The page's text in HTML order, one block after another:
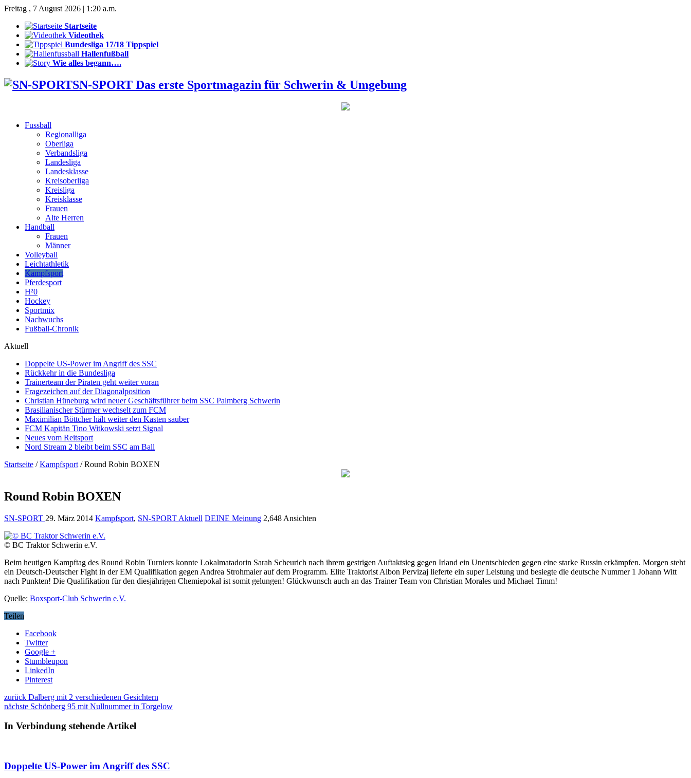
Freitag , 7 August 2026 | 1:20 a.m.
Startseite
Videothek
Bundesliga 17/18 Tippspiel
Hallenfußball
Wie alles begann….
SN-SPORT Das erste Sportmagazin für Schwerin & Umgebung
Fussball
Regionalliga
Oberliga
Verbandsliga
Landesliga
Landesklasse
Kreisoberliga
Kreisliga
Kreisklasse
Frauen
Alte Herren
Handball
Frauen
Männer
Volleyball
Leichtathletik
Kampfsport
Pferdesport
H²0
Hockey
Sportmix
Nachwuchs
Fußball-Chronik
Aktuell
Doppelte US-Power im Angriff des SSC
Rückkehr in die Bundesliga
Trainerteam der Piraten geht weiter voran
Fragezeichen auf der Diagonalposition
Christian Hüneburg wird neuer Geschäftsführer beim SSC Palmberg Schwerin
Brasilianischer Stürmer wechselt zum FCM
Maximilian Böttcher hält weiter den Kasten sauber
FCM Kapitän Tino Witkowski setzt Signal
Neues vom Reitsport
Nord Stream 2 bleibt beim SSC am Ball
Startseite / Kampfsport / Round Robin BOXEN
Round Robin BOXEN
SN-SPORT 29. März 2014 Kampfsport, SN-SPORT Aktuell DEINE Meinung 2,648 Ansichten
© BC Traktor Schwerin e.V.
Beim heutigen Kampftag des Round Robin Turniers konnte Lokalmatadorin Sarah Scheurich nach ihrem gestrigen Auftaktsieg gegen Irland ein Unentschieden gegen eine starke Russin erkämpfen. Morgen steht
ein Deutsch-Deutscher Fight in der EM Qualifikation gegen Andrea Strohmaier auf dem Programm. Elite Traktorist Albon Pervizaj lieferte ein super Leistung und besiegte die deutsche Nummer 1 Johann Witt
nach Punkten! Die Qualifikation für den diesjährigen Chemiepokal ist somit gelungen! Glückwunsch auch an das Trainer Team von Christian Morales und Michael Timm!
Quelle: Boxsport-Club Schwerin e.V.
Teilen
Facebook
Twitter
Google +
Stumbleupon
LinkedIn
Pinterest
zurück Dalberg mit 2 verschiedenen Gesichtern
nächste Schönberg 95 mit Nullnummer in Torgelow
In Verbindung stehende Artikel
Doppelte US-Power im Angriff des SSC